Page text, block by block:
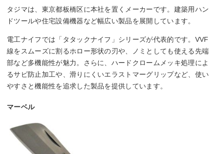
タジマは、東京都板橋区に本社を置くメーカーです。建築用ハン
ドツールや住宅設備機器など幅広い製品を展開しています。
電工ナイフでは「タタックナイフ」シリーズが代表的です。VVF
線をスムーズに割るホロー形状の刃や、ノミとしても使える先端
部など多機能性が魅力。さらに、ハードクロームメッキ処理によ
るサビ防止加工や、滑りにくいエラストマーグリップなど、使い
やすさと機能性を追求した製品を提供しています。
マーベル